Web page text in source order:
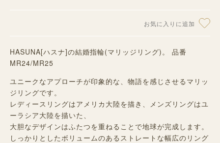
お気に入りに追加
HASUNA[ハスナ]の結婚指輪(マリッジリング)。 品番
MR24/MR25
ユニークなアプローチが印象的な、物語を感じさせるマリッ
ジリングです。
レディースリングはアメリカ大陸を描き、メンズリングはユ
ーラシア大陸を描いた、
大胆なデザインはふたつを重ねることで地球が完成します。
しっかりとしたボリュームのあるストレートな幅広のリング